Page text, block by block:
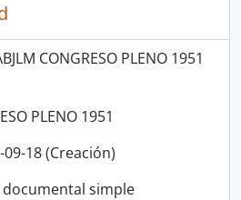
CONGRESO PLENO 1951
PLENO 1951
09-18 (Creación)
simple